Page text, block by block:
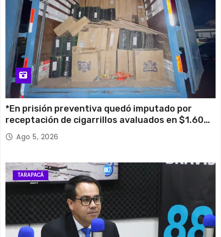
*En prisión preventiva quedó imputado por
receptación de cigarrillos avaluados en $1.600
millones*
Ago 5, 2026
TARAPACÁ